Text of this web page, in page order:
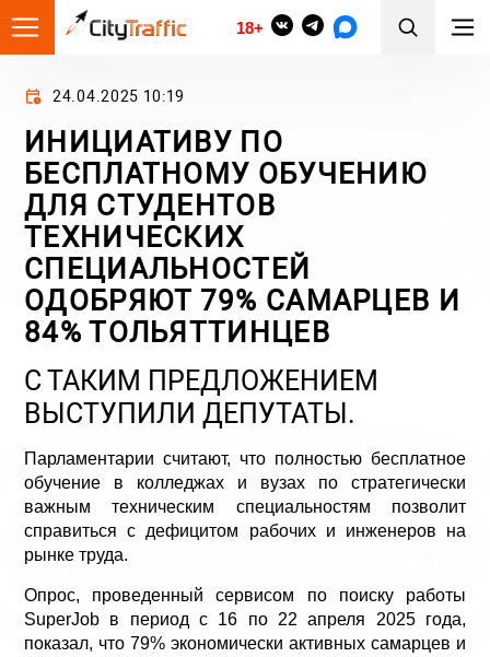
18+
24.04.2025 10:19
ИНИЦИАТИВУ ПО
БЕСПЛАТНОМУ ОБУЧЕНИЮ
ДЛЯ СТУДЕНТОВ
ТЕХНИЧЕСКИХ
СПЕЦИАЛЬНОСТЕЙ
ОДОБРЯЮТ 79% САМАРЦЕВ И
84% ТОЛЬЯТТИНЦЕВ
С ТАКИМ ПРЕДЛОЖЕНИЕМ
ВЫСТУПИЛИ ДЕПУТАТЫ.
Парламентарии считают, что полностью бесплатное
обучение в колледжах и вузах по стратегически
важным техническим специальностям позволит
справиться с дефицитом рабочих и инженеров на
рынке труда.
Опрос, проведенный сервисом по поиску работы
SuperJob в период с 16 по 22 апреля 2025 года,
показал, что 79% экономически активных самарцев и